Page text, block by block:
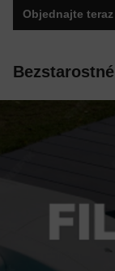
Objednajte teraz